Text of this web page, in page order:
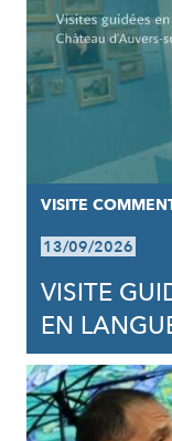
VISITE
13/09/2026
VISITE
EN